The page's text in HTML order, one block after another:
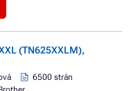
(TN625XXLM),
6500 strán